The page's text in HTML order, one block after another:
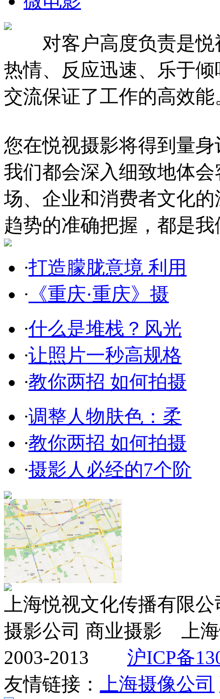
对客户高度负责是悦
热情、反应迅速、乐于
交流保证了工作的高效能
您在悦视摄影将得到量
我们都会深入细致地体
场、企业和消费者文化
趋势的准确把握，都是
·打造朦胧意境 利用
· 《重庆·重庆》摄
·什么是堆栈？风光
·让照片一秒高规格
·教你两招 如何拍摄
·调整人物肤色：柔
·教你两招 如何拍摄
·摄影人必经的7个阶
上海悦视文化传播有限
摄影公司 商业摄影 上海
2003-2013 沪ICP备
友情链接：
上海摄像公司